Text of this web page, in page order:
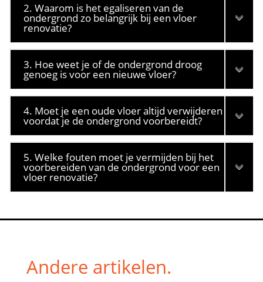
2. Waarom is het egaliseren van de
ondergrond zo belangrijk bij een vloer
renovatie?
3. Hoe weet je of de ondergrond droog
genoeg is voor een nieuwe vloer?
4. Moet je een oude vloer altijd verwijderen
voordat je de ondergrond voorbereidt?
5. Welke fouten moet je vermijden bij het
voorbereiden van de ondergrond voor een
vloer renovatie?
Andere artikelen.